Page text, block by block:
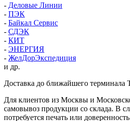
- Деловые Линии
- ПЭК
- Байкал Сервис
- СДЭК
- КИТ
- ЭНЕРГИЯ
- ЖелДорЭкспедиция
и др.
Доставка до ближайшего терминала
Для клиентов из Москвы и
самовывоз продукции со склада. В
потребуется печать или